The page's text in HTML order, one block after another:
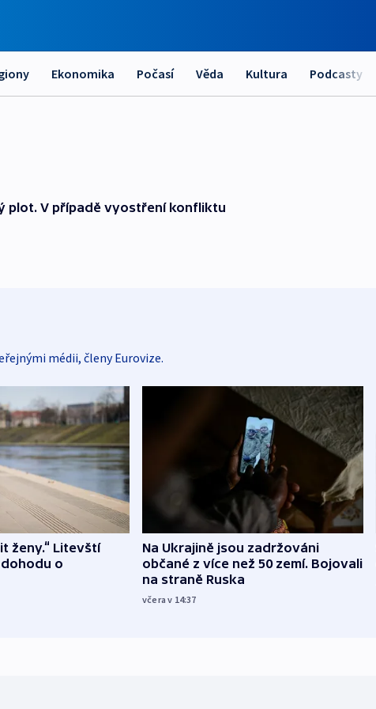
Ekonomika Počasí Věda Kultura Podcasty
plot. V případě vyostření konfliktu
médii, členy Eurovize.
ženy.“ Litevští
o
Na Ukrajině jsou zadržováni
občané z více než 50 zemí. Bojovali
na straně Ruska
včera v 14:37